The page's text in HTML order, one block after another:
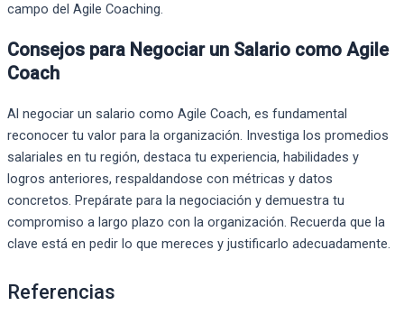
campo del Agile Coaching.
Consejos para Negociar un Salario como Agile
Coach
Al negociar un salario como Agile Coach, es fundamental
reconocer tu valor para la organización. Investiga los promedios
salariales en tu región, destaca tu experiencia, habilidades y
logros anteriores, respaldandose con métricas y datos
concretos. Prepárate para la negociación y demuestra tu
compromiso a largo plazo con la organización. Recuerda que la
clave está en pedir lo que mereces y justificarlo adecuadamente.
Referencias